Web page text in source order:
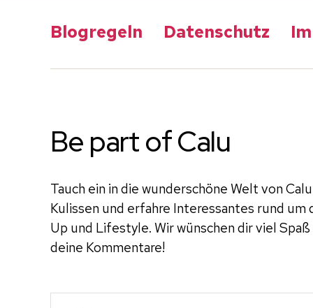
Blogregeln Datenschutz
Be part of Calu
Tauch ein in die wunderschöne Welt von
Kulissen und erfahre Interessantes rund
Up und Lifestyle. Wir wünschen dir viel
deine Kommentare!